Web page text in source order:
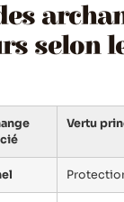
selon
Vertu